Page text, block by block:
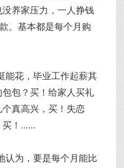
养家压力，一人挣钱
。基本都是每个月购
能花，毕业工作起薪其
包？买！给家人买礼
真高兴，买！失恋
！......
认为，要是每个月能比